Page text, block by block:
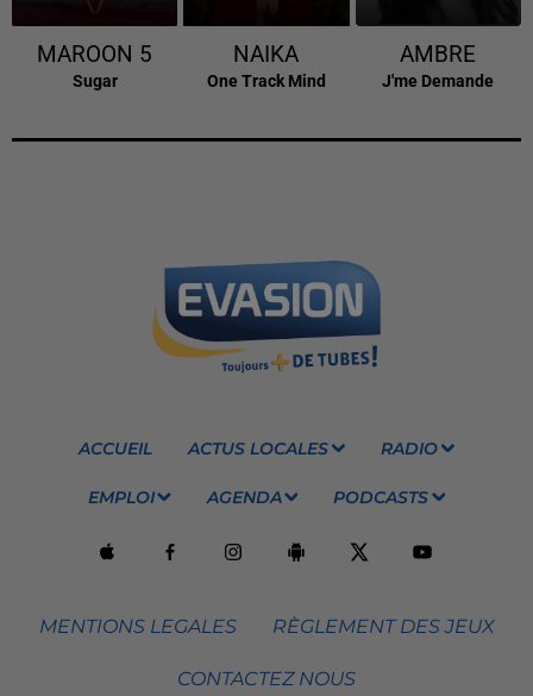
MAROON 5
Sugar
NAIKA
One Track Mind
AMBRE
J'me Demande
ACCUEIL ACTUS LOCALES RADIO
EMPLOI AGENDA PODCASTS
MENTIONS LEGALES RÈGLEMENT DES JEUX
CONTACTEZ NOUS